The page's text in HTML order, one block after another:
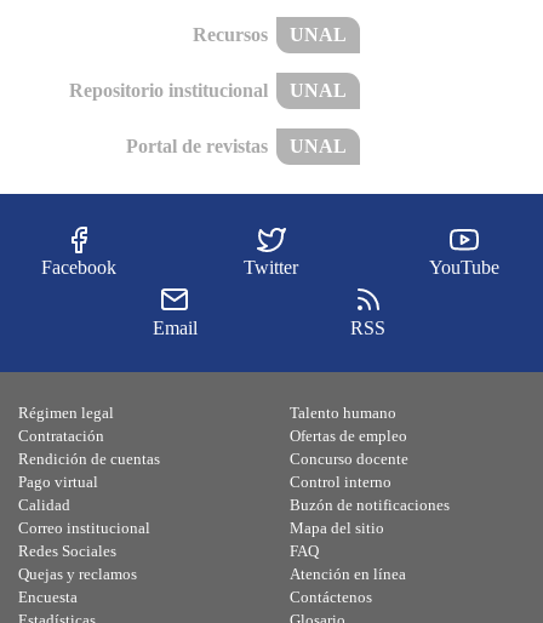
Recursos UNAL
Repositorio institucional UNAL
Portal de revistas UNAL
Facebook Twitter YouTube
Email RSS
Régimen legal
Contratación
Rendición de cuentas
Pago virtual
Calidad
Talento humano
Ofertas de empleo
Concurso docente
Control interno
Buzón de notificaciones
Correo institucional
Redes Sociales
Quejas y reclamos
Encuesta
Mapa del sitio
FAQ
Atención en línea
Contáctenos